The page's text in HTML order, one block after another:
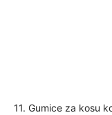
11. Gumice za kosu